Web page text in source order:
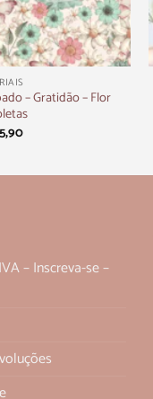
– Gratidão – Flor
– Inscreva-se –